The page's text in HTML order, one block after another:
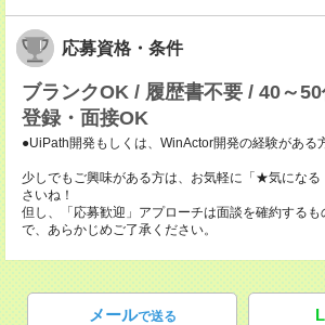
応募資格・条件
ブランクOK / 履歴書不要 / 40～
登録・面接OK
●UiPath開発もしくは、WinActor開発の経験がある
少しでもご興味がある方は、お気軽に「★気になる
さいね！
但し、「応募歓迎」アプローチは面談を確約する
で、あらかじめご了承ください。
メールで送る